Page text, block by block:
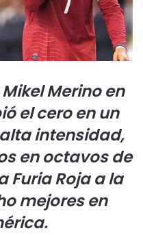
Merino en
el cero en un
intensidad,
en octavos de
Furia Roja a la
mejores en